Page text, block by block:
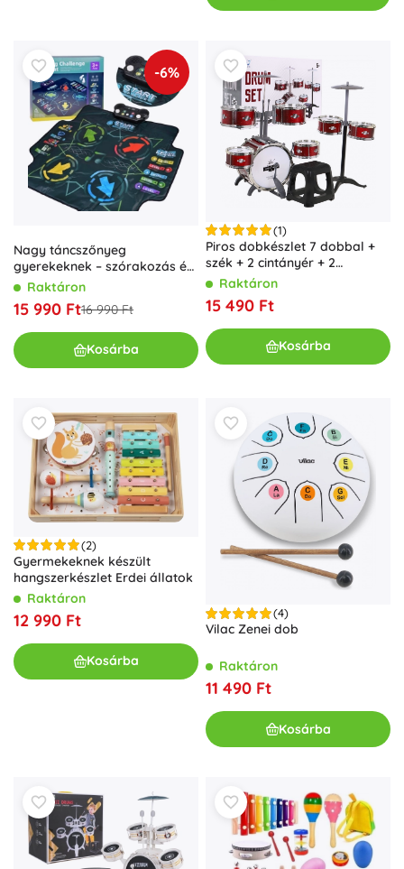
-6%
Nagy táncszőnyeg
gyerekeknek – szórakozás és
tánc egyben
Raktáron
15 990 Ft16 990 Ft
Kosárba
(1)
Piros dobkészlet 7 dobbal +
szék + 2 cintányér + 2
dobverő - 12 darab
Raktáron
15 490 Ft
Kosárba
(2)
Gyermekeknek készült
hangszerkészlet Erdei állatok
Raktáron
12 990 Ft
Kosárba
(4)
Vilac Zenei dob
Raktáron
11 490 Ft
Kosárba